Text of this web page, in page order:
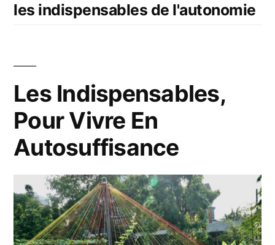
les indispensables de l'autonomie
Les Indispensables,
Pour Vivre En
Autosuffisance